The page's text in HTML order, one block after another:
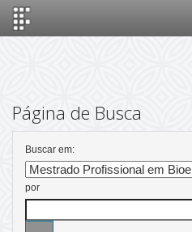
Página de Busca
Buscar em:
por